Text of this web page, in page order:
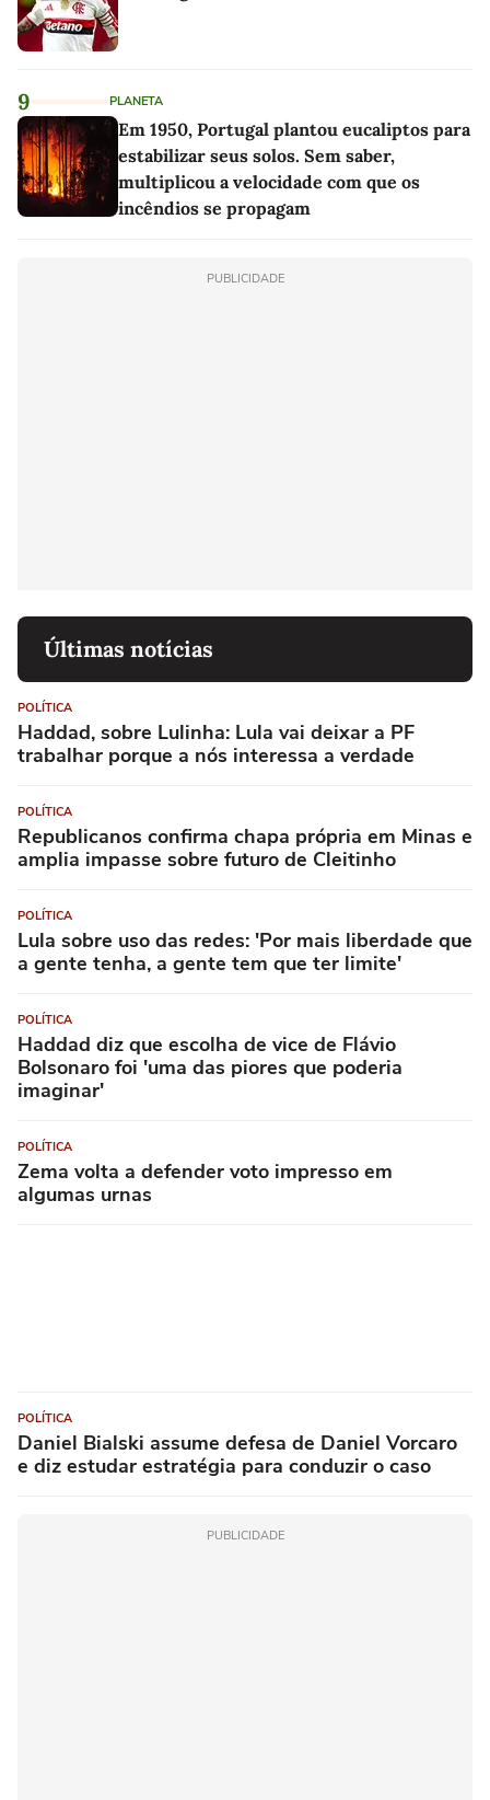
9 PLANETA
Em 1950, Portugal plantou eucaliptos para
estabilizar seus solos. Sem saber,
multiplicou a velocidade com que os
incêndios se propagam
PUBLICIDADE
Últimas notícias
POLÍTICA
Haddad, sobre Lulinha: Lula vai deixar a PF
trabalhar porque a nós interessa a verdade
POLÍTICA
Republicanos confirma chapa própria em Minas e
amplia impasse sobre futuro de Cleitinho
POLÍTICA
Lula sobre uso das redes: 'Por mais liberdade que
a gente tenha, a gente tem que ter limite'
POLÍTICA
Haddad diz que escolha de vice de Flávio
Bolsonaro foi 'uma das piores que poderia
imaginar'
POLÍTICA
Zema volta a defender voto impresso em
algumas urnas
POLÍTICA
Daniel Bialski assume defesa de Daniel Vorcaro
e diz estudar estratégia para conduzir o caso
PUBLICIDADE